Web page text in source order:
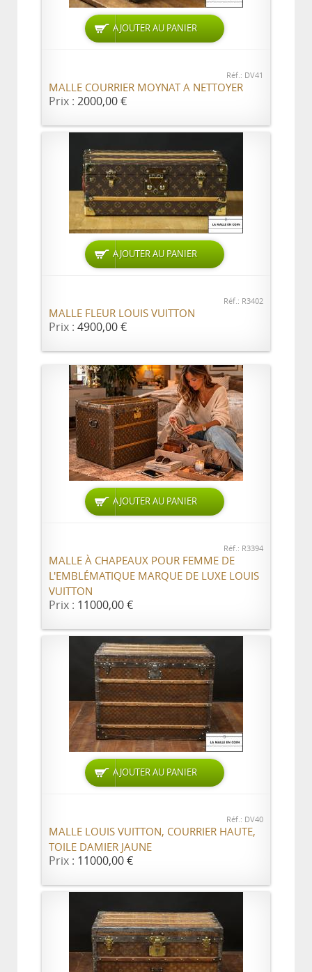
AJOUTER AU PANIER
Réf.: DV41
MALLE COURRIER MOYNAT A NETTOYER
Prix : 2000,00 €
AJOUTER AU PANIER
Réf.: R3402
MALLE FLEUR LOUIS VUITTON
Prix : 4900,00 €
AJOUTER AU PANIER
Réf.: R3394
MALLE À CHAPEAUX POUR FEMME DE
L'EMBLÉMATIQUE MARQUE DE LUXE LOUIS
VUITTON
Prix : 11000,00 €
AJOUTER AU PANIER
Réf.: DV40
MALLE LOUIS VUITTON, COURRIER HAUTE,
TOILE DAMIER JAUNE
Prix : 11000,00 €